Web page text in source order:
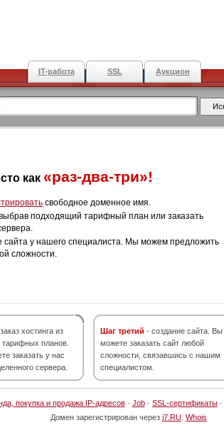
IT-работа SSL Аукцион
как «раз-два-три»!
свободное доменное имя.
выбрав подходящий тарифный план или заказать
сайта у нашего специалиста. Мы можем предложить
сложности.
хостинга из
планов.
заказать у нас
сервера.
Шаг третий - создание сайта. Вы
можете заказать сайт любой
сложности, связавшись с нашим
специалистом.
покупка и продажа IP-адресов· Job· SSL-сертификаты·
Домен зарегистрирован через i7.RU Whois